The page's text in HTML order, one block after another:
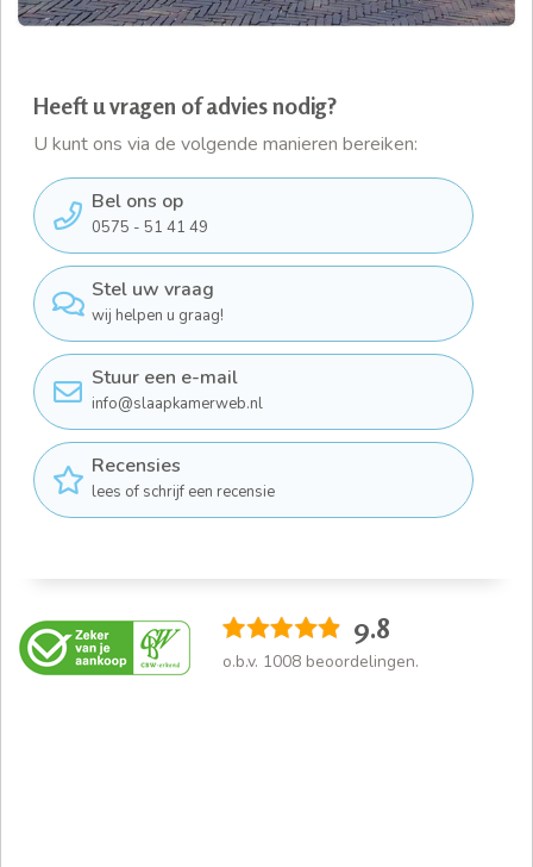
Heeft u vragen of advies nodig?
U kunt ons via de volgende manieren bereiken:
Bel ons op
0575 - 51 41 49
Stel uw vraag
wij helpen u graag!
Stuur een e-mail
info@slaapkamerweb.nl
Recensies
lees of schrijf een recensie
9.8
o.b.v. 1008 beoordelingen.